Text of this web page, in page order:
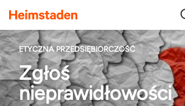
Heimstaden
ETYCZNA PRZEDSIĘBIORCZOŚĆ
Zgłoś
nieprawidłowości